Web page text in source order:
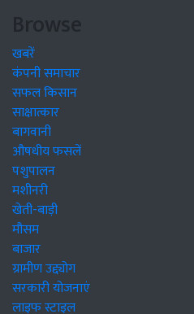
Browse
खबरें
कंपनी समाचार
सफल किसान
साक्षात्कार
बागवानी
औषधीय फसलें
पशुपालन
मशीनरी
खेती-बाड़ी
मौसम
बाजार
ग्रामीण उद्द्योग
सरकारी योजनाएं
लाइफ स्टाइल